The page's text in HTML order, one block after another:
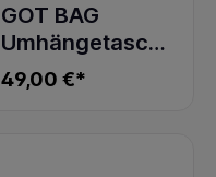
GOT BAG
Umhängetasche
MOON BAG
LARGE black
49,00 €*